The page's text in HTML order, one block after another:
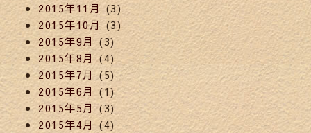
2015年11月 (3)
2015年10月 (3)
2015年9月(3)
2015年8月 (4)
2015年7月 (5)
2015年6月 (1)
2015年5月 (3)
2015年4月(4)